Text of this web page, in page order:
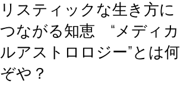
リスティックな生き方に
つながる知恵 “メディカ
ルアストロロジー”とは何
ぞや？